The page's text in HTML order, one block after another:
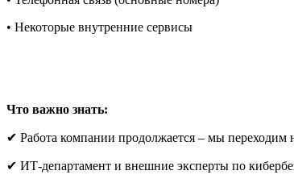
• Некоторые внутренние сервисы
Что важно знать:
✔ Работа компании продолжается – мы переходим
✔ ИТ-департамент и внешние эксперты по